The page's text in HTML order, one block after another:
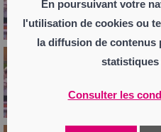
En poursuivant votre
l'utilisation de cookies ou
la diffusion de contenus
statistiques
Consulter les
Chaque
Agenda
Région, les